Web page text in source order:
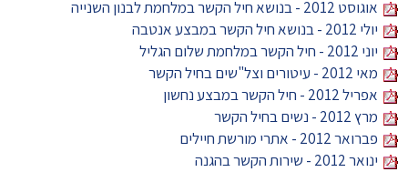
אוגוסט 2012 - בנושא חיל הקשר במלחמת לבנון השנייה
יולי 2012 - בנושא חיל הקשר במבצע אנטבה
יוני 2012 - חיל הקשר במלחמת שלום הגליל
מאי 2012 - עיטורים וצל"שים בחיל הקשר
אפריל 2012 - חיל הקשר במבצע נחשון
מרץ 2012 - נשים בחיל הקשר
פברואר 2012 - אתרי מורשת חיילים
ינואר 2012 - שירות הקשר בהגנה